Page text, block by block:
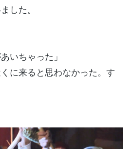
した。
いちゃった」
くに来ると思わなかった。す